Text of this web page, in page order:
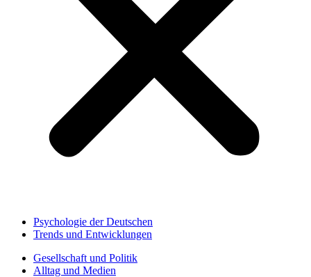
Psychologie der Deutschen
Trends und Entwicklungen
Gesellschaft und Politik
Alltag und Medien